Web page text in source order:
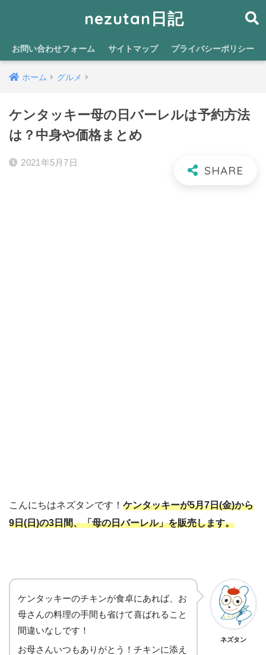
nezutan日記
お問い合わせフォーム サイトマップ プライバシーポリシー
ホーム グルメ
ケンタッキー母の日バーレルは予約方法
は？中身や価格まとめ
2021年5月7日
こんにちはネズタンです！ ケンタッキーが5月7日(金)から
9日(日)の3日間、「母の日バーレル」を販売します。
ケンタッキーのチキンが食卓にあれば、お
母さんの料理の手間も省けて喜ばれること
間違いなしです！
お母さんいつもありがとう！チキンに添え
ネズタン